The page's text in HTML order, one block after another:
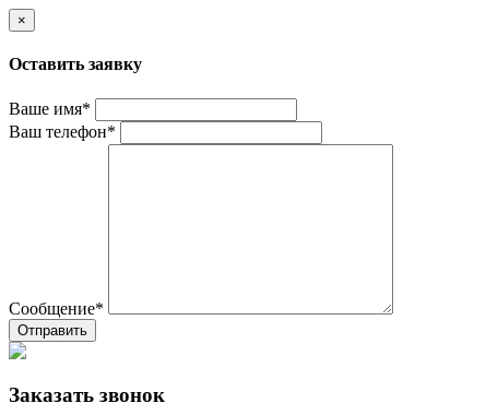
×
Оставить заявку
Ваше имя*
Ваш телефон*
Сообщение*
Отправить
Заказать звонок